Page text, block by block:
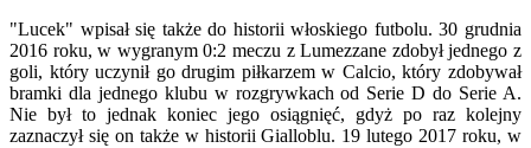
"Lucek" wpisał się także do historii włoskiego futbolu. 30 grudnia
2016 roku, w wygranym 0:2 meczu z Lumezzane zdobył jednego z
goli, który uczynił go drugim piłkarzem w Calcio, który zdobywał
bramki dla jednego klubu w rozgrywkach od Serie D do Serie A.
Nie był to jednak koniec jego osiągnięć, gdyż po raz kolejny
zaznaczył się on także w historii Gialloblu. 19 lutego 2017 roku, w